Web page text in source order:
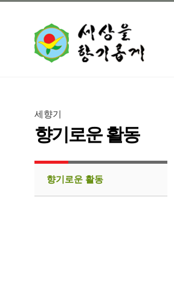
세향기
향기로운 활동
향기로운 활동